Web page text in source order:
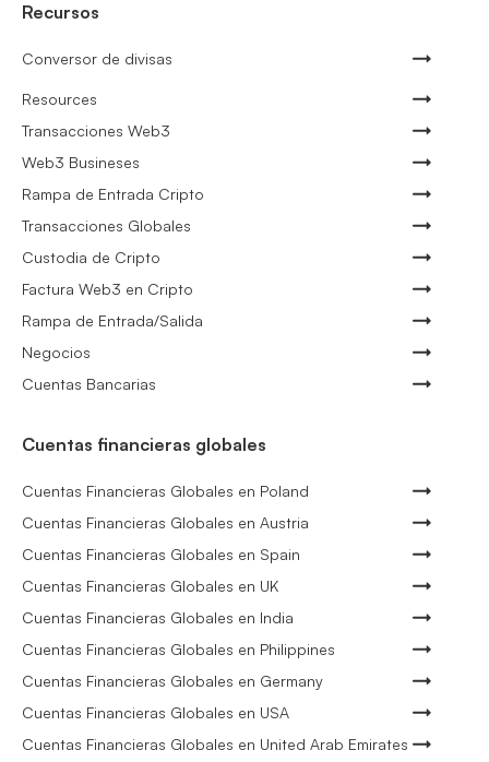
Recursos
Conversor de divisas
Resources
Transacciones Web3
Web3 Busineses
Rampa de Entrada Cripto
Transacciones Globales
Custodia de Cripto
Factura Web3 en Cripto
Rampa de Entrada/Salida
Negocios
Cuentas Bancarias
Cuentas financieras globales
Cuentas Financieras Globales en Poland
Cuentas Financieras Globales en Austria
Cuentas Financieras Globales en Spain
Cuentas Financieras Globales en UK
Cuentas Financieras Globales en India
Cuentas Financieras Globales en Philippines
Cuentas Financieras Globales en Germany
Cuentas Financieras Globales en USA
Cuentas Financieras Globales en United Arab Emirates